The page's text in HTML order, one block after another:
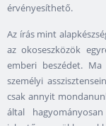
érvényesíthető.
Az írás mint
az okoseszközök
emberi beszédet.
személyi
csak annyit
által